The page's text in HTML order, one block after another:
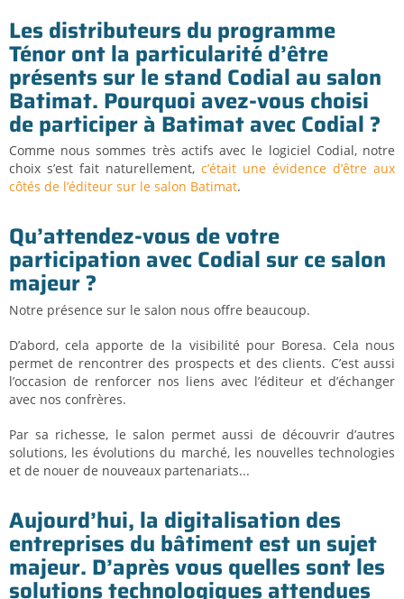
Les distributeurs du programme
Ténor ont la particularité d’être
présents sur le stand Codial au salon
Batimat. Pourquoi avez-vous choisi
de participer à Batimat avec Codial ?
Comme nous sommes très actifs avec le logiciel Codial, notre
choix s’est fait naturellement, c’était une évidence d’être aux
côtés de l’éditeur sur le salon Batimat.
Qu’attendez-vous de votre
participation avec Codial sur ce salon
majeur ?
Notre présence sur le salon nous offre beaucoup.
D’abord, cela apporte de la visibilité pour Boresa. Cela nous
permet de rencontrer des prospects et des clients. C’est aussi
l’occasion de renforcer nos liens avec l’éditeur et d’échanger
avec nos confrères.
Par sa richesse, le salon permet aussi de découvrir d’autres
solutions, les évolutions du marché, les nouvelles technologies
et de nouer de nouveaux partenariats...
Aujourd’hui, la digitalisation des
entreprises du bâtiment est un sujet
majeur. D’après vous quelles sont les
solutions technologiques attendues